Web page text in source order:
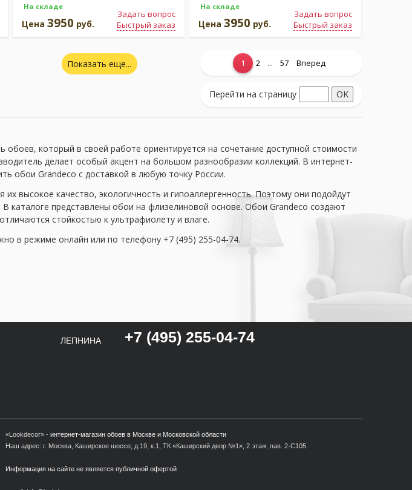
На складе
Задать вопрос
Быстрый заказ
Цена 3950 руб.
На складе
Задать вопрос
Быстрый заказ
Цена 3950 руб.
Показать еще... 1 2 ... 57 Вперед
Перейти на страницу
обоев, который в своей работе ориентируется на сочетание доступной стоимости
делает особый акцент на большом разнообразии коллекций. В интернет-
обои Grandeco с доставкой в любую точку России.
высокое качество, экологичность и гипоаллергенность. Поэтому они подойдут
В каталоге представлены обои на флизелиновой основе. Обои Grandeco создают
стойкостью к ультрафиолету и влаге.
в режиме онлайн или по телефону +7 (495) 255-04-74.
ЛЕПНИНА +7 (495) 255-04-74
«Lookdecor» - интернет-магазин обоев в Москве и Московской области
Наш адрес: г. Москва, Каширское шоссе, д.19, к.1, ТК «Каширский двор №1», 2 этаж, пав. 2-С105.
Информация на сайте не является публичной офертой